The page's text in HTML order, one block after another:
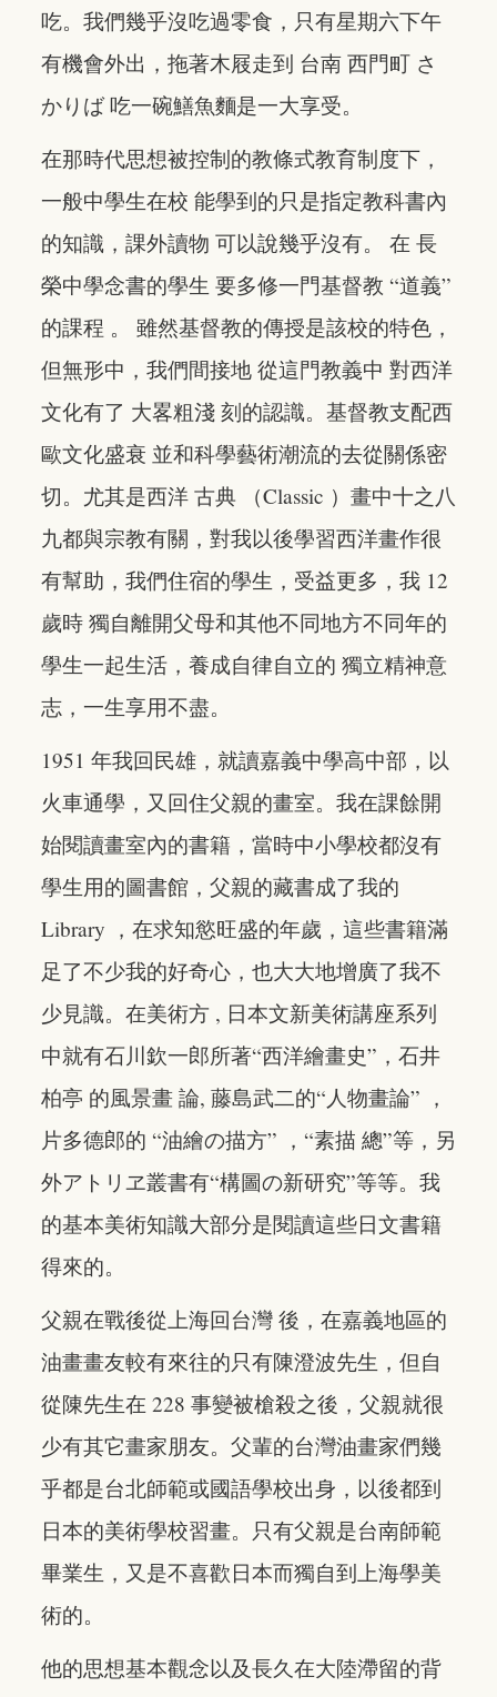
吃。我們幾乎沒吃過零食，只有星期六下午
有機會外出，拖著木屐走到 台南 西門町 さ
かりば 吃一碗鱔魚麵是一大享受。
在那時代思想被控制的教條式教育制度下，
一般中學生在校 能學到的只是指定教科書內
的知識，課外讀物 可以說幾乎沒有。 在 長
榮中學念書的學生 要多修一門基督教 “道義”
的課程 。 雖然基督教的傳授是該校的特色，
但無形中，我們間接地 從這門教義中 對西洋
文化有了 大畧粗淺 刻的認識。基督教支配西
歐文化盛衰 並和科學藝術潮流的去從關係密
切。尤其是西洋 古典 （Classic ）畫中十之八
九都與宗教有關，對我以後學習西洋畫作很
有幫助，我們住宿的學生，受益更多，我 12
歲時 獨自離開父母和其他不同地方不同年的
學生一起生活，養成自律自立的 獨立精神意
志，一生享用不盡。
1951 年我回民雄，就讀嘉義中學高中部，以
火車通學，又回住父親的畫室。我在課餘開
始閱讀畫室內的書籍，當時中小學校都沒有
學生用的圖書館，父親的藏書成了我的
Library ，在求知慾旺盛的年歲，這些書籍滿
足了不少我的好奇心，也大大地增廣了我不
少見識。在美術方 , 日本文新美術講座系列
中就有石川欽一郎所著“西洋繪畫史”，石井
柏亭 的風景畫 論, 藤島武二的“人物畫論” ，
片多德郎的 “油繪の描方” ，“素描 總”等，另
外アトリヱ叢書有“構圖の新研究”等等。我
的基本美術知識大部分是閱讀這些日文書籍
得來的。
父親在戰後從上海回台灣 後，在嘉義地區的
油畫畫友較有來往的只有陳澄波先生，但自
從陳先生在 228 事變被槍殺之後，父親就很
少有其它畫家朋友。父輩的台灣油畫家們幾
乎都是台北師範或國語學校出身，以後都到
日本的美術學校習畫。只有父親是台南師範
畢業生，又是不喜歡日本而獨自到上海學美
術的。
他的思想基本觀念以及長久在大陸滯留的背